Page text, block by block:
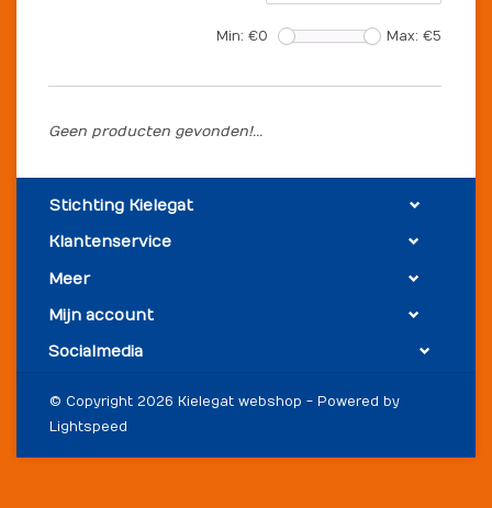
Min: €0 Max: €5
Geen producten gevonden!...
Stichting Kielegat
Klantenservice
Meer
Mijn account
Socialmedia
© Copyright 2026 Kielegat webshop - Powered by
Lightspeed